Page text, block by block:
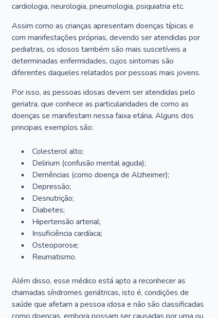
cardiologia, neurologia, pneumologia, psiquiatria etc.
Assim como as crianças apresentam doenças típicas e
com manifestações próprias, devendo ser atendidas por
pediatras, os idosos também são mais suscetíveis a
determinadas enfermidades, cujos sintomas são
diferentes daqueles relatados por pessoas mais jovens.
Por isso, as pessoas idosas devem ser atendidas pelo
geriatra, que conhece as particularidades de como as
doenças se manifestam nessa faixa etária. Alguns dos
principais exemplos são:
Colesterol alto;
Delirium (confusão mental aguda);
Demências (como doença de Alzheimer);
Depressão;
Desnutrição;
Diabetes;
Hipertensão arterial;
Insuficiência cardíaca;
Osteoporose;
Reumatismo.
Além disso, esse médico está apto a reconhecer as
chamadas síndromes geriátricas, isto é, condições de
saúde que afetam a pessoa idosa e não são classificadas